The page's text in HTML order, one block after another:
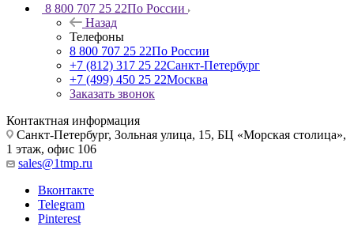
8 800 707 25 22По России
Назад
Телефоны
8 800 707 25 22По России
+7 (812) 317 25 22Санкт-Петербург
+7 (499) 450 25 22Москва
Заказать звонок
Контактная информация
Санкт-Петербург, Зольная улица, 15, БЦ «Морская столица»,
1 этаж, офис 106
sales@1tmp.ru
Вконтакте
Telegram
Pinterest